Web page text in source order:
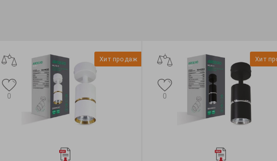
Хит продаж
0
Хит
0